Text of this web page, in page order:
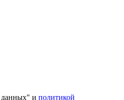
данных" и политикой